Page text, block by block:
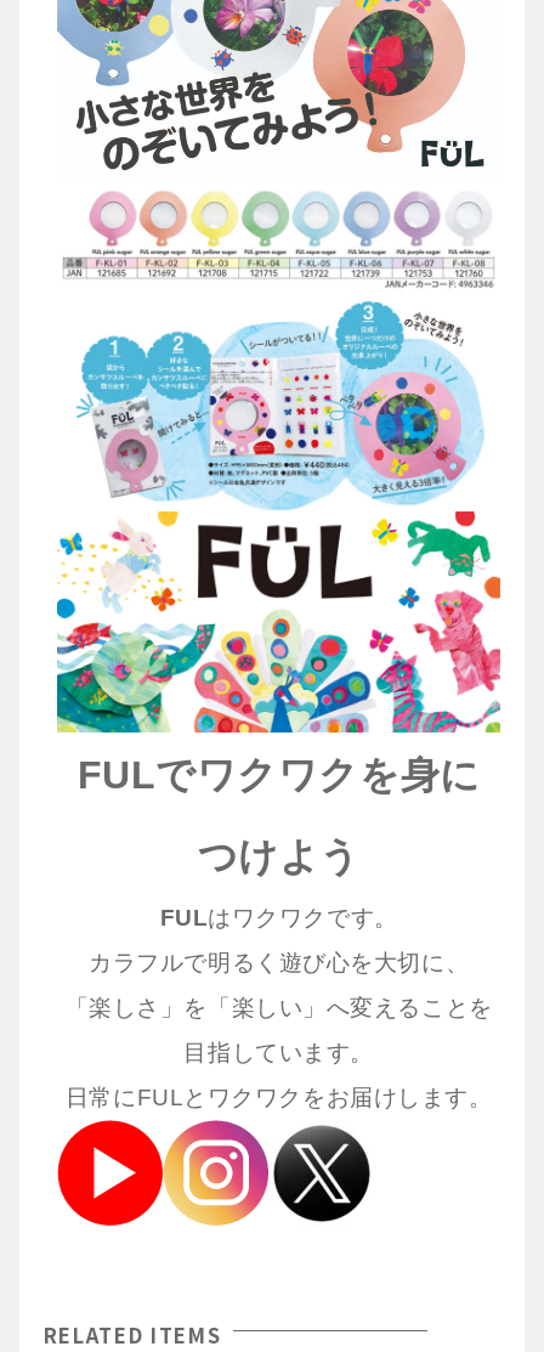
FULでワクワクを身に
つけよう
FULはワクワクです。
カラフルで明るく遊び心を大切に、
「楽しさ」を「楽しい」へ変えることを
目指しています。
日常にFULとワクワクをお届けします。
RELATED ITEMS